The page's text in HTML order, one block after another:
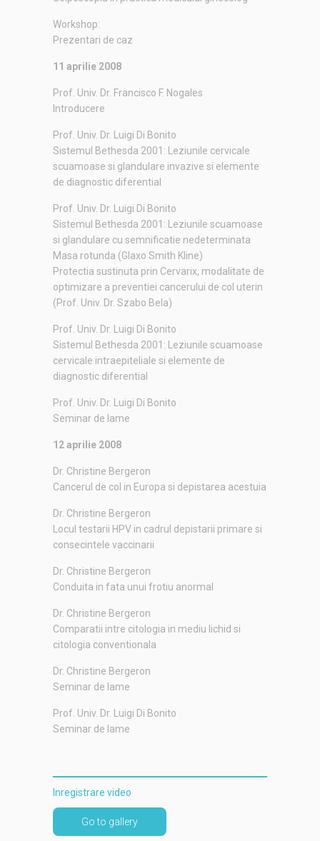
Workshop:
Prezentari de caz
11 aprilie 2008
Prof. Univ. Dr. Francisco F. Nogales
Introducere
Prof. Univ. Dr. Luigi Di Bonito
Sistemul Bethesda 2001: Leziunile cervicale
scuamoase si glandulare invazive si elemente
de diagnostic diferential
Prof. Univ. Dr. Luigi Di Bonito
Sistemul Bethesda 2001: Leziunile scuamoase
si glandulare cu semnificatie nedeterminata
Masa rotunda (Glaxo Smith Kline)
Protectia sustinuta prin Cervarix, modalitate de
optimizare a preventiei cancerului de col uterin
(Prof. Univ. Dr. Szabo Bela)
Prof. Univ. Dr. Luigi Di Bonito
Sistemul Bethesda 2001: Leziunile scuamoase
cervicale intraepiteliale si elemente de
diagnostic diferential
Prof. Univ. Dr. Luigi Di Bonito
Seminar de lame
12 aprilie 2008
Dr. Christine Bergeron
Cancerul de col in Europa si depistarea acestuia
Dr. Christine Bergeron
Locul testarii HPV in cadrul depistarii primare si
consecintele vaccinarii
Dr. Christine Bergeron
Conduita in fata unui frotiu anormal
Dr. Christine Bergeron
Comparatii intre citologia in mediu lichid si
citologia conventionala
Dr. Christine Bergeron
Seminar de lame
Prof. Univ. Dr. Luigi Di Bonito
Seminar de lame
Inregistrare video
Go to gallery